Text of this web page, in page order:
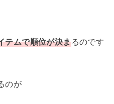
テムで順位が決まるのです
のが